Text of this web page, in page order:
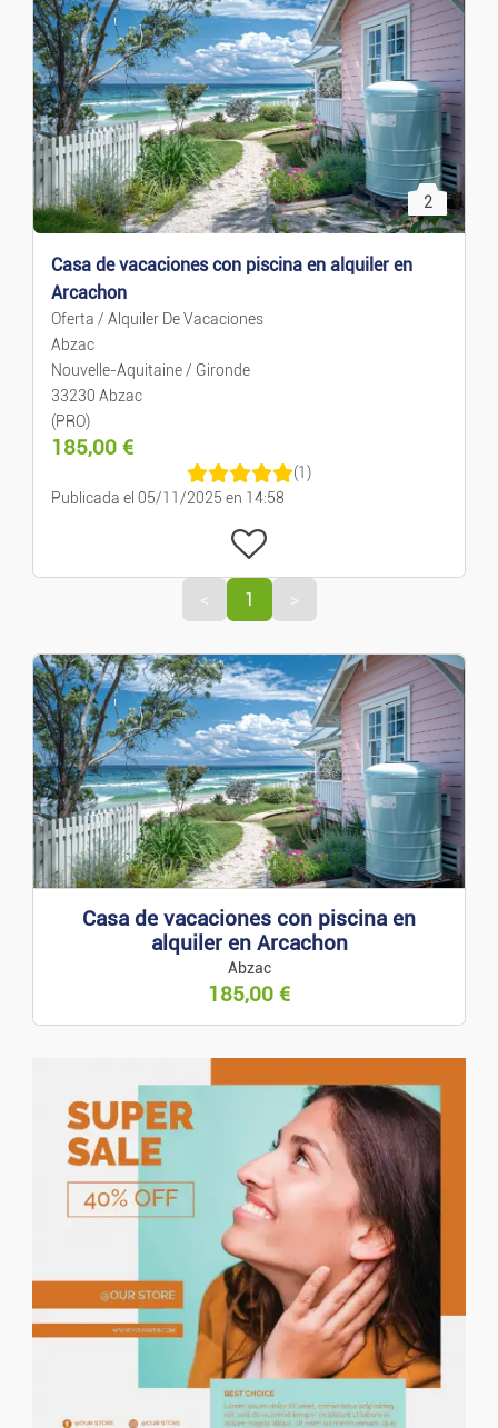
Alquiler De Vacaciones
Alquiler De Casas/pisos
Venta De Casas/piso
Terrenos/Parcelas
Compartidos
Garajes/Trasteros
Negocios Y Traspasos
Servicios
Clases/Cursos
Ropa/Moda
Confección Y Complementos
Bebés Y Niños
Tecnología
Informática
Imagen Y Sonido
Consolas Y Videojuegos
Ocio
Música
Precio ascendente
Precio descendente
2
Casa de vacaciones con piscina en alquiler en
Arcachon
Oferta / Alquiler De Vacaciones
Abzac
Nouvelle-Aquitaine / Gironde
33230 Abzac
(PRO)
185,00 €
(1)
Publicada el 05/11/2025 en 14:58
< 1 >
Casa de vacaciones con piscina en
alquiler en Arcachon
Abzac
185,00 €